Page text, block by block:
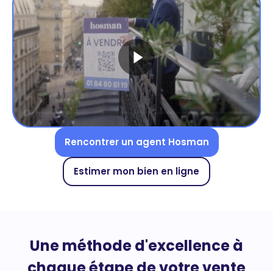
Rencontrer un agent Hosman
Estimer mon bien en ligne
Une méthode d'excellence à